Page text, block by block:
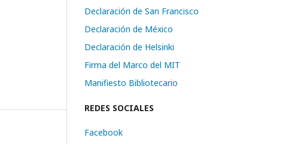
Declaración de San Francisco
Declaración de México
Declaración de Helsinki
Firma del Marco del MIT
Manifiesto Bibliotecario
REDES SOCIALES
Facebook